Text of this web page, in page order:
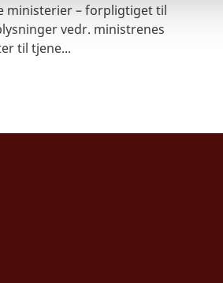
ministerier – forpligtiget til
vedr. ministrenes
til tjene...